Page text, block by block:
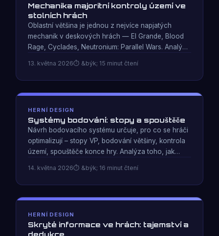
Mechanika majoritní kontroly území ve
stolních hrách
Oblastní většina je jednou z nejvíce napjatých
mechanik v deskových hrách — El Grande, Blood
Rage, Cyclades, Neutronium: Parallel Wars. Analýza
nutnosti přímého odstranění.
13. května 2026 &býk; 15 minut čtení
HERNÍ DESIGN
Systémy bodování: stopy a spouštěče
Návrh bodovacího systému určuje, pro co se hráči
optimalizují – stopy VP, bodování většiny, kontrola
území, spouštěče konce hry. Analýza toho, jak
14. května 2026 &býk; 16 minut čtení
HERNÍ DESIGN
Skryté informace ve hrách: tajemství a
dedukce